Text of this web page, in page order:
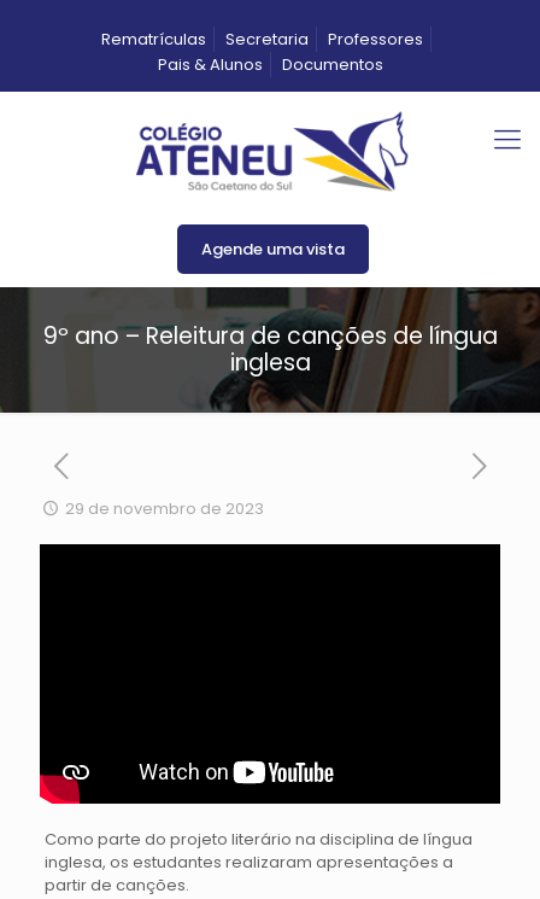
Rematrículas Secretaria
Professores
Pais & Alunos
Documentos
Agende uma vista
9º ano – Releitura de canções de língua
inglesa
29 de novembro de 2023
Como parte do projeto literário na disciplina de língua
inglesa, os estudantes realizaram apresentações a
partir de canções.